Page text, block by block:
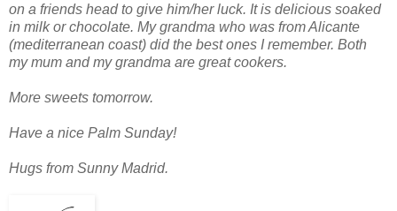
on a friends head to give him/her luck. It is delicious soaked
in milk or chocolate. My grandma who was from Alicante
(mediterranean coast) did the best ones I remember. Both
my mum and my grandma are great cookers.
More sweets tomorrow.
Have a nice Palm Sunday!
Hugs from Sunny Madrid.